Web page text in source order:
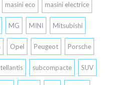
masini eco masini electrice
MG MINI Mitsubishi
Opel Peugeot Porsche
subcompacte SUV